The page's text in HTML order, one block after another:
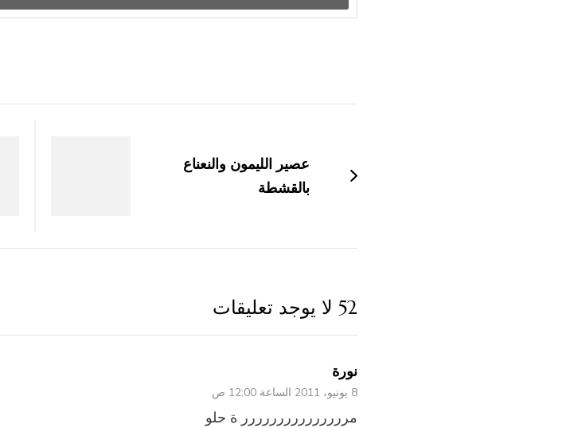
التدويناتعصير الليمون والنعناع
بالقشطة
52 لا يوجد تعليقات
نورة
8 يونيو، 2011 الساعة 12:00 ص
مررررررررررررررر ة حلو